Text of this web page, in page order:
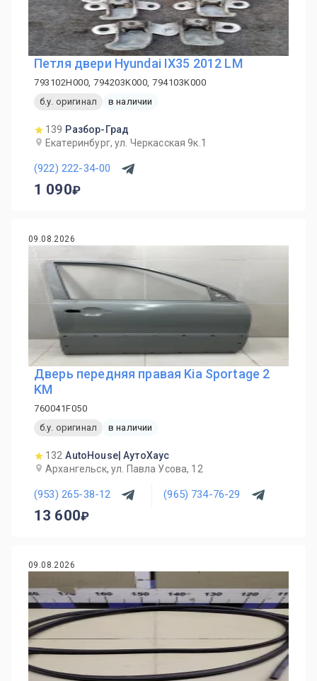
Петля двери Hyundai IX35 2012 LM
793102H000, 794203K000, 794103K000
б.у. оригинал
в наличии
139 Разбор-Град
Екатеринбург, ул. Черкасская 9к.1
(922) 222-34-00
1 090
09.08.2026
Дверь передняя правая Kia Sportage 2
KM
760041F050
б.у. оригинал
в наличии
132 AutoHouse| АутоХаус
Архангельск, ул. Павла Усова, 12
(953) 265-38-12 (965) 734-76-29
13 600
09.08.2026